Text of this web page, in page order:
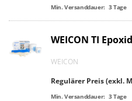
Min. Versanddauer: 3Tage
WEICON TI
WEICON
Regulärer Preis (exkl.
Min. Versanddauer: 3Tage